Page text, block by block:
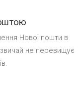
Нової пошти в
не перевищує